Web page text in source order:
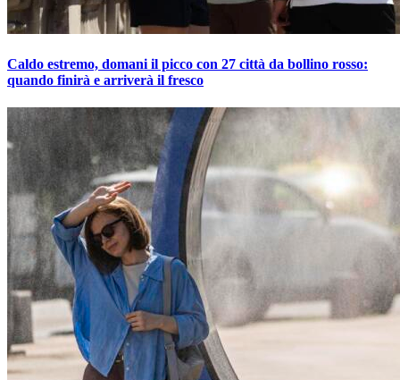
Caldo estremo, domani il picco con 27 città da bollino rosso:
quando finirà e arriverà il fresco